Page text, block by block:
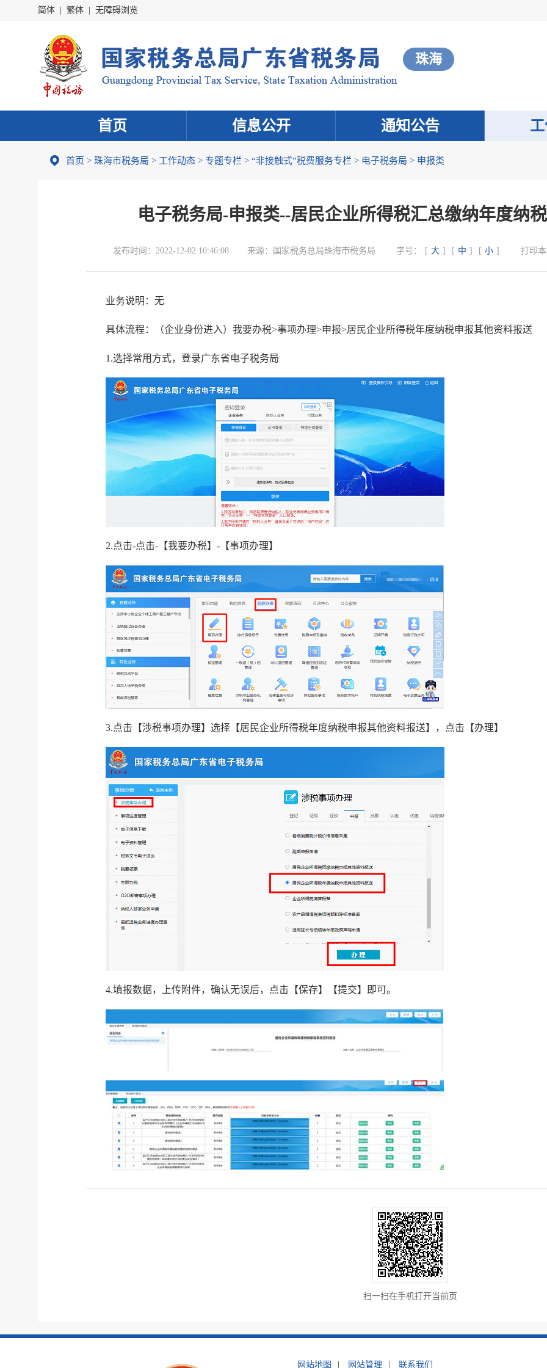
简体 繁体 无障碍浏览
珠海
首页 信息公开 通知公告
首页 > 珠海市税务局 > 工作动态 > 专题专栏 > “非接触式”税费服务专栏 > 电子税务局 > 申报类
电子税务局-申报类--居民企业所得税汇总缴纳年度纳
发布时间： 2022-12-02 10:46:08 来源： 国家税务总局珠海市税务局 字号： [ 大 ] [ 中 ] [ 小 ] 打印
业务说明：无
具体流程：（企业身份进入）我要办税>事项办理>申报>居民企业所得税年度纳税申报其他资料报送
1.选择常用方式，登录广东省电子税务局
2.点击-点击-【我要办税】-【事项办理】
3.点击【涉税事项办理】选择【居民企业所得税年度纳税申报其他资料报送】，点击【办理】
4.填报数据，上传附件，确认无误后，点击【保存】【提交】即可。
扫一扫在手机打开当前页
网站地图 网站管理 联系我们